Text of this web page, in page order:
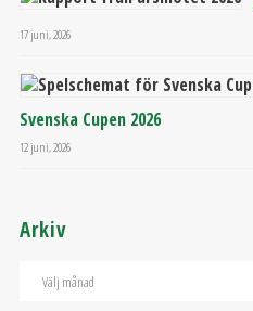
17 juni, 2026
Svenska Cupen 2026
12 juni, 2026
Arkiv